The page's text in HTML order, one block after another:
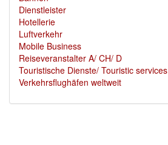
Dienstleister
Hotellerie
Luftverkehr
Mobile Business
Reiseveranstalter A/ CH/ D
Touristische Dienste/ Touristic services
Verkehrsflughäfen weltweit